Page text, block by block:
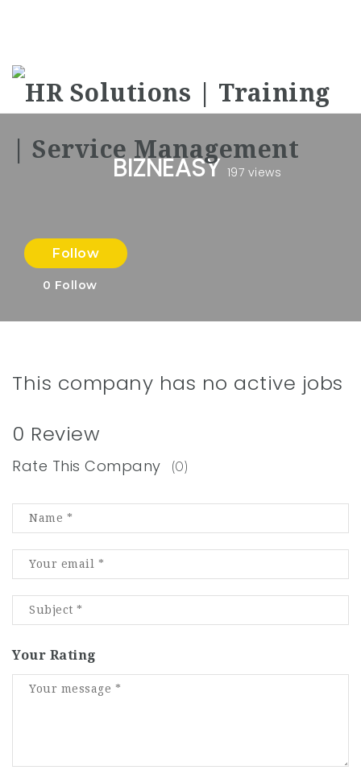
BIZNEASY197 views
Follow
0 Follow
This company has no active jobs
0 Review
Rate This Company (0)
Your Rating